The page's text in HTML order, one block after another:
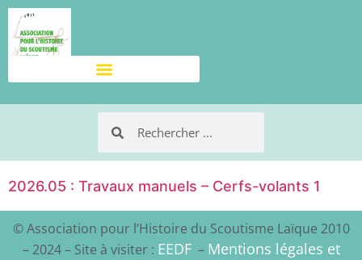
2026.05 : Travaux manuels – Cerfs-volants 1
© Association pour l’Histoire du Scoutisme Laïque 2010
– 2024 – Site à visiter : EEDF– Mentions légales et